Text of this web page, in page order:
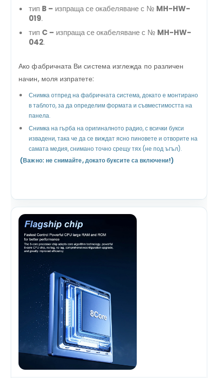
тип B – изпраща се окабеляване с № MH-HW-
019.
тип C – изпраща се окабеляване с № MH-HW-
042.
Ако фабричната Ви система изглежда по различен
начин, моля изпратете:
Снимка отпред на фабричната система, докато е монтирано
в таблото, за да определим формата и съвместимостта на
панела.
Снимка на гърба на оригиналното радио, с всички букси
извадени, така че да се виждат ясно пиновете и отворите на
самата медия, снимано точно срещу тях (не под ъгъл).
(Важно: не снимайте, докато буксите са включени!)